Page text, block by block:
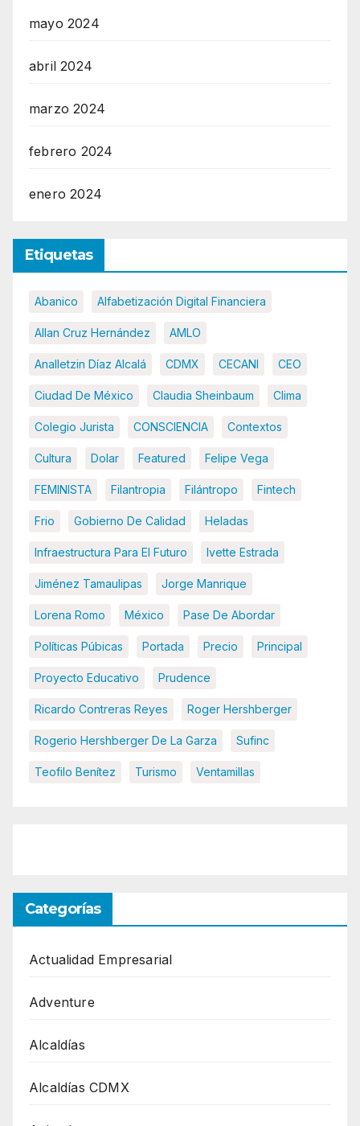
mayo 2024
abril 2024
marzo 2024
febrero 2024
enero 2024
Etiquetas
Abanico Alfabetización Digital Financiera
Allan Cruz Hernández AMLO
Analletzin Díaz Alcalá CDMX CECANI CEO
Ciudad De México Claudia Sheinbaum Clima
Colegio Jurista CONSCIENCIA Contextos
Cultura Dolar Featured Felipe Vega
FEMINISTA Filantropia Filántropo Fintech
Frio Gobierno De Calidad Heladas
Infraestructura Para El Futuro Ivette Estrada
Jiménez Tamaulipas Jorge Manrique
Lorena Romo México Pase De Abordar
Políticas Púbicas Portada Precio Principal
Proyecto Educativo Prudence
Ricardo Contreras Reyes Roger Hershberger
Rogerio Hershberger De La Garza Sufinc
Teofilo Benítez Turismo Ventamillas
Categorías
Actualidad Empresarial
Adventure
Alcaldías
Alcaldías CDMX